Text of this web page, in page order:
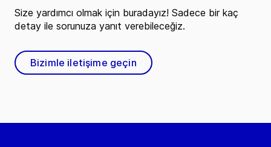
Size yardımcı olmak için buradayız! Sadece bir kaç
detay ile sorunuza yanıt verebileceğiz.
Bizimle iletişime geçin